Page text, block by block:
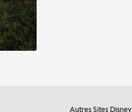
Autres Sites Disney